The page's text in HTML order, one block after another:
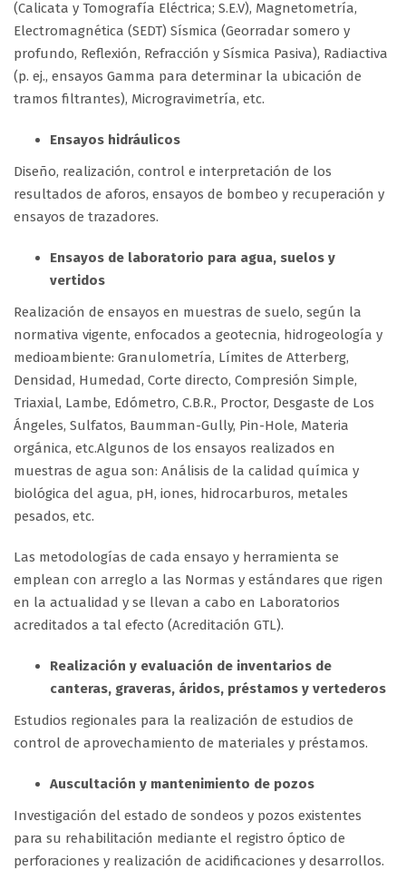
(Calicata y Tomografía Eléctrica; S.E.V), Magnetometría,
Electromagnética (SEDT) Sísmica (Georradar somero y
profundo, Reflexión, Refracción y Sísmica Pasiva), Radiactiva
(p. ej., ensayos Gamma para determinar la ubicación de
tramos filtrantes), Microgravimetría, etc.
Ensayos hidráulicos
Diseño, realización, control e interpretación de los
resultados de aforos, ensayos de bombeo y recuperación y
ensayos de trazadores.
Ensayos de laboratorio para agua, suelos y
vertidos
Realización de ensayos en muestras de suelo, según la
normativa vigente, enfocados a geotecnia, hidrogeología y
medioambiente: Granulometría, Límites de Atterberg,
Densidad, Humedad, Corte directo, Compresión Simple,
Triaxial, Lambe, Edómetro, C.B.R., Proctor, Desgaste de Los
Ángeles, Sulfatos, Baumman-Gully, Pin-Hole, Materia
orgánica, etc.Algunos de los ensayos realizados en
muestras de agua son: Análisis de la calidad química y
biológica del agua, pH, iones, hidrocarburos, metales
pesados, etc.
Las metodologías de cada ensayo y herramienta se
emplean con arreglo a las Normas y estándares que rigen
en la actualidad y se llevan a cabo en Laboratorios
acreditados a tal efecto (Acreditación GTL).
Realización y evaluación de inventarios de
canteras, graveras, áridos, préstamos y vertederos
Estudios regionales para la realización de estudios de
control de aprovechamiento de materiales y préstamos.
Auscultación y mantenimiento de pozos
Investigación del estado de sondeos y pozos existentes
para su rehabilitación mediante el registro óptico de
perforaciones y realización de acidificaciones y desarrollos.